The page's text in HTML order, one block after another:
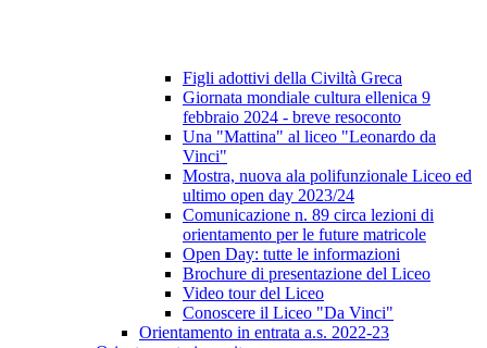
Figli adottivi della Civiltà Greca
Giornata mondiale cultura ellenica 9
febbraio 2024 - breve resoconto
Una "Mattina" al liceo "Leonardo da
Vinci"
Mostra, nuova ala polifunzionale Liceo ed
ultimo open day 2023/24
Comunicazione n. 89 circa lezioni di
orientamento per le future matricole
Open Day: tutte le informazioni
Brochure di presentazione del Liceo
Video tour del Liceo
Conoscere il Liceo "Da Vinci"
Orientamento in entrata a.s. 2022-23